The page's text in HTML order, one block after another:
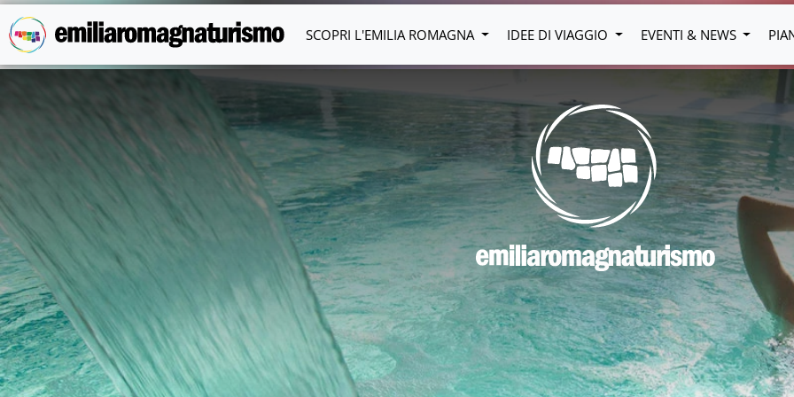
Vai al contenuto principale
SCOPRI L'EMILIA ROMAGNA IDEE DI VIAGGIO EVENTI & NEWS